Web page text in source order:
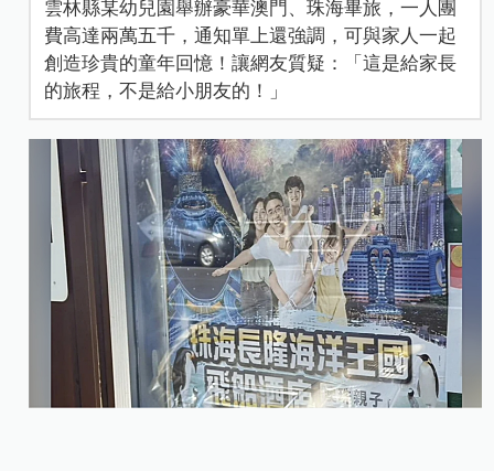
雲林縣某幼兒園舉辦豪華澳門、珠海畢旅，一人團
費高達兩萬五千，通知單上還強調，可與家人一起
創造珍貴的童年回憶！讓網友質疑：「這是給家長
的旅程，不是給小朋友的！」